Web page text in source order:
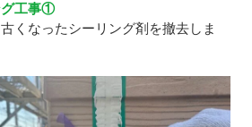
グ工事①
古くなったシーリング剤を撤去しま